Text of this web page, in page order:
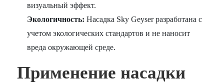
визуальный эффект.
Экологичность: Насадка Sky Geyser разработана с
учетом экологических стандартов и не наносит
вреда окружающей среде.
Применение насадки